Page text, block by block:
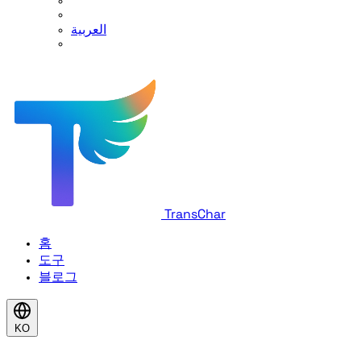
العربية
TransChar
홈
도구
블로그
KO